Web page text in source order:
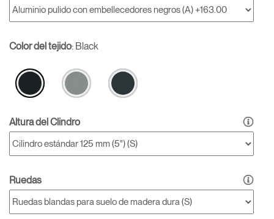
Color del tejido: Black
Altura del Clindro
Ruedas